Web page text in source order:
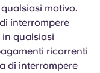
motivo.
interrompere
in qualsiasi
ricorrenti
di interrompere